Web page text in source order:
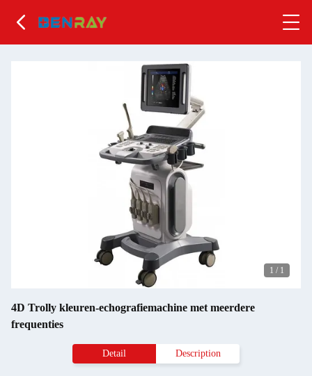
1 / 1
4D Trolly kleuren-echografiemachine met meerdere
frequenties
Detail Description